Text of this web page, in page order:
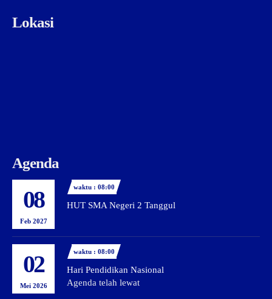
Lokasi
Agenda
08
Feb 2027
waktu : 08:00
HUT SMA Negeri 2 Tanggul
02
Mei 2026
waktu : 08:00
Hari Pendidikan Nasional
Agenda telah lewat